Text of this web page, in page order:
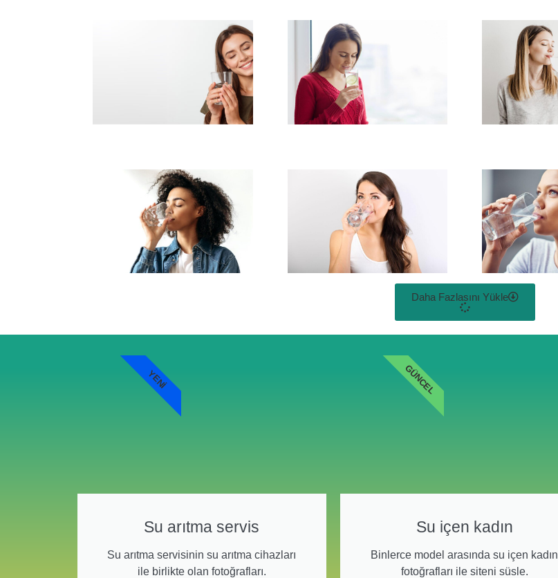
Daha Fazlasını Yükle
Su arıtma servis
Su arıtma servisinin su arıtma cihazları
ile birlikte olan fotoğrafları.
YENI
Su içen kadın
Binlerce model arasında su içen kadın
fotoğrafları ile siteni süsle.
GÜNCEL